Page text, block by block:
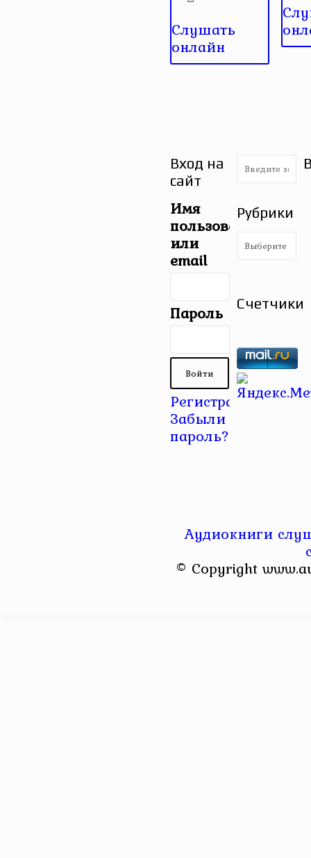
Слушать
онлайн
Вход на
сайт
Имя
пользователя
или
email
Пароль
Регистрация |
Забыли
пароль?
Рубрики
Рубрики
Счетчики
Аудиокниги
© Copyright